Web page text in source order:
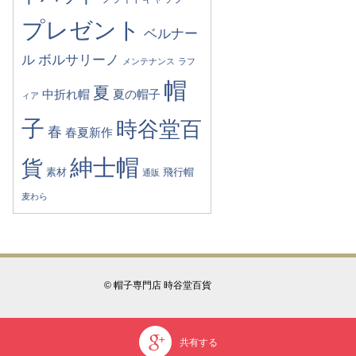
共有する
プレゼント
ベルナー
ル ボルサリーノ メンテナンス ラフ
ィア 中折れ帽 夏 夏の帽子 帽
子 春 春夏新作 時谷堂百
貨 素材 紳士帽 通販 飛行帽
麦わら
© 帽子専門店 時谷堂百貨